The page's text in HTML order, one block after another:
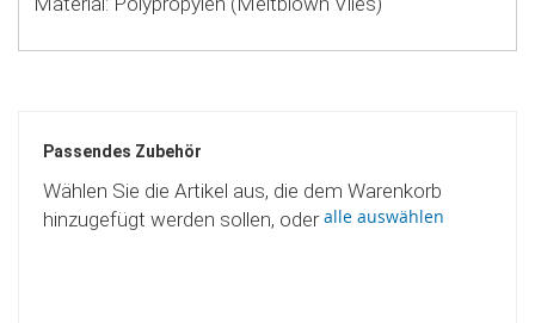
Passendes Zubehör
Wählen Sie die Artikel aus, die dem Warenkorb
hinzugefügt werden sollen, oderalle auswählen